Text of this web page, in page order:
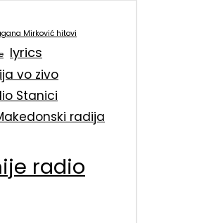
Mirković hitovi
lyrics
vo zivo
Stanici
radija
radio